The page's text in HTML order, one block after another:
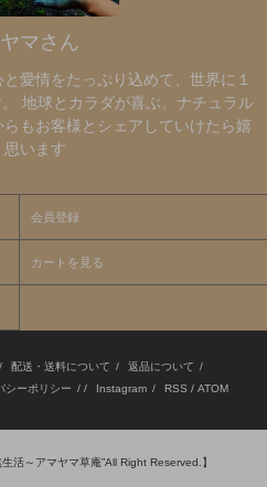
マさん
愛情をたっぷり込めて、世界に１
地球とカラダが喜ぶ、ナチュラル
もお客様とシェアしていけたら嬉
思います
会員登録
カートを見る
/ 配送・送料について / 返品について /
シーポリシー / / Instagram / RSS / ATOM
活～アマヤマ草庵”All Right Reserved.】